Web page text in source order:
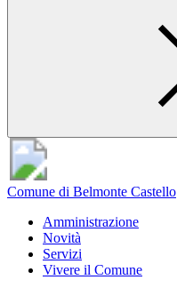
Comune di Belmonte Castello
Amministrazione
Novità
Servizi
Vivere il Comune